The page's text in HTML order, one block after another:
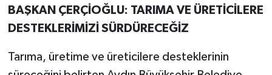
BAŞKAN ÇERÇİOĞLU: TARIMA VE ÜRETİCİLERE
DESTEKLERİMİZİ SÜRDÜRECEĞİZ
Tarıma, üretime ve üreticilere desteklerinin